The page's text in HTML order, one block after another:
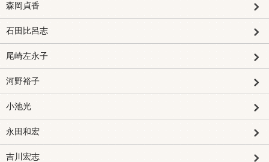
森岡貞香
石田比呂志
尾崎左永子
河野裕子
小池光
永田和宏
吉川宏志